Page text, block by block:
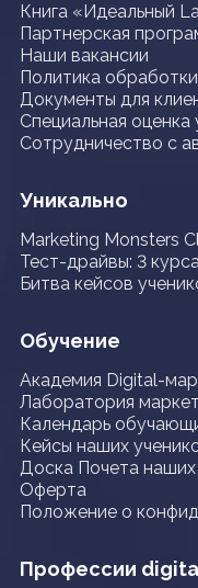
Книга «Идеальный
Партнерская
Наши вакансии
Политика
Документы для
Специальная
Сотрудничество с
Уникально
Marketing Monsters
Тест-драйвы: 3
Битва кейсов
Обучение
Академия Digital-
Лаборатория
Календарь
Кейсы наших
Доска Почета наших
Оферта
Положение о
Профессии